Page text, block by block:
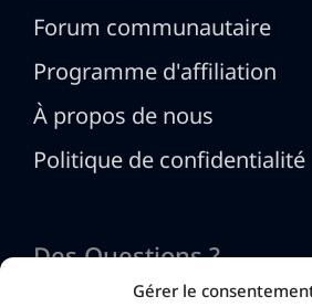
Gérer le
Forum communautaire
Programme d'affiliation
À propos de nous
Politique de confidentialité
Des Questions ?